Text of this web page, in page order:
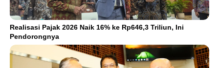
Realisasi Pajak 2026 Naik 16% ke Rp646,3 Triliun, Ini
Pendorongnya